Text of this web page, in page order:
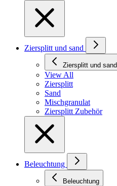
Ziersplitt und sand
Ziersplitt und sand
View All
Ziersplitt
Sand
Mischgranulat
Ziersplitt Zubehör
Beleuchtung
Beleuchtung